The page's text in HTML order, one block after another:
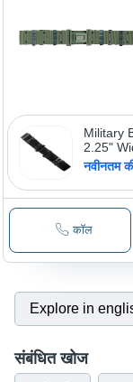
Military
2.25"
Waist
नवीनतम
कॉल
Explore in
संबंधित खोज